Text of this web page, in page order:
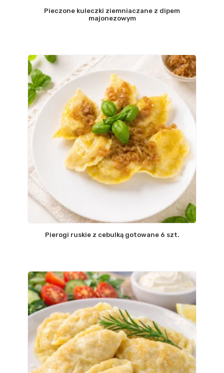
Pieczone kuleczki ziemniaczane z dipem
majonezowym
Pierogi ruskie z cebulką gotowane 6 szt.